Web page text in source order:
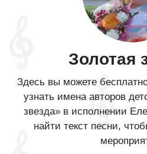
Золотая
Здесь вы можете
узнать имена авторов
звезда» в исполнении
найти текст песни,